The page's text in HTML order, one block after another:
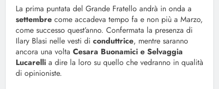
La prima puntata del Grande Fratello andrà in onda a
settembre come accadeva tempo fa e non più a Marzo,
come successo quest’anno. Confermata la presenza di
Ilary Blasi nelle vesti di conduttrice, mentre saranno
ancora una volta Cesara Buonamici e Selvaggia
Lucarelli a dire la loro su quello che vedranno in qualità
di opinioniste.